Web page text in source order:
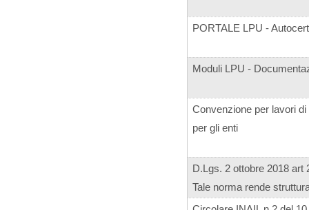
PORTALE LPU -
Moduli LPU -
Convenzione per lavori
per gli enti
D.Lgs. 2 ottobre 2018 art
Tale norma rende